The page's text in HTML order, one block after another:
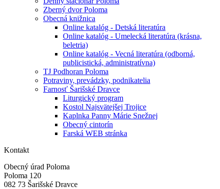
Zberný dvor Poloma
Obecná knižnica
Online katalóg - Detská literatúra
Online katalóg - Umelecká literatúra (krásna,
beletria)
Online katalóg - Vecná literatúra (odborná,
publicistická, administratívna)
TJ Podhoran Poloma
Potraviny, prevádzky, podnikatelia
Farnosť Šarišské Dravce
Liturgický program
Kostol Najsvätejšej Trojice
Kaplnka Panny Márie Snežnej
Obecný cintorín
Farská WEB stránka
Kontakt
Obecný úrad Poloma
Poloma 120
082 73 Šarišské Dravce